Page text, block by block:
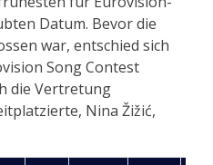
Datum. Bevor die
war, entschied sich
Song Contest
die Vertretung
Nina Žižić,